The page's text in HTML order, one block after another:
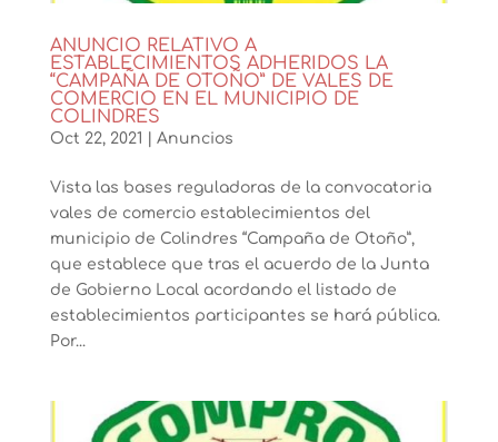
ANUNCIO RELATIVO A
ESTABLECIMIENTOS ADHERIDOS LA
“CAMPAÑA DE OTOÑO” DE VALES DE
COMERCIO EN EL MUNICIPIO DE
COLINDRES
Oct 22, 2021 Anuncios
Vista las bases reguladoras de la convocatoria
vales de comercio establecimientos del
municipio de Colindres “Campaña de Otoño”,
que establece que tras el acuerdo de la Junta
de Gobierno Local acordando el listado de
establecimientos participantes se hará pública.
Por...